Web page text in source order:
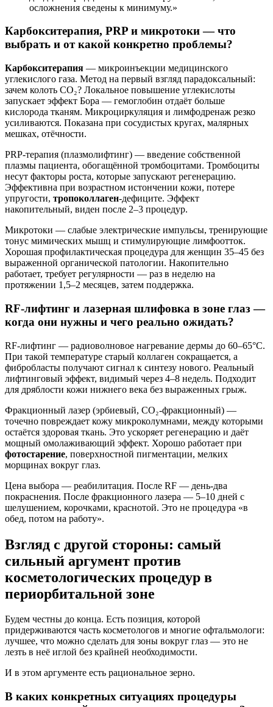
осложнения сведены к минимуму.»
Карбокситерапия, PRP и микротоки — что
выбрать и от какой конкретно проблемы?
Карбокситерапия — микроинъекции медицинского
углекислого газа. Метод на первый взгляд парадоксальный:
зачем колоть CO₂? Локальное повышение углекислоты
запускает эффект Бора — гемоглобин отдаёт больше
кислорода тканям. Микроциркуляция и лимфодренаж резко
усиливаются. Показана при сосудистых кругах, малярных
мешках, отёчности.
PRP-терапия (плазмолифтинг) — введение собственной
плазмы пациента, обогащённой тромбоцитами. Тромбоциты
несут факторы роста, которые запускают регенерацию.
Эффективна при возрастном истончении кожи, потере
упругости, тропоколлаген-дефиците. Эффект
накопительный, виден после 2–3 процедур.
Микротоки — слабые электрические импульсы, тренирующие
тонус мимических мышц и стимулирующие лимфоотток.
Хорошая профилактическая процедура для женщин 35–45 без
выраженной органической патологии. Накопительно
работает, требует регулярности — раз в неделю на
протяжении 1,5–2 месяцев, затем поддержка.
RF-лифтинг и лазерная шлифовка в зоне глаз —
когда они нужны и чего реально ожидать?
RF-лифтинг — радиоволновое нагревание дермы до 60–65°C.
При такой температуре старый коллаген сокращается, а
фибробласты получают сигнал к синтезу нового. Реальный
лифтинговый эффект, видимый через 4–8 недель. Подходит
для дряблости кожи нижнего века без выраженных грыж.
Фракционный лазер (эрбиевый, CO₂-фракционный) —
точечно повреждает кожу микроколумнами, между которыми
остаётся здоровая ткань. Это ускоряет регенерацию и даёт
мощный омолаживающий эффект. Хорошо работает при
фотостарение, поверхностной пигментации, мелких
морщинах вокруг глаз.
Цена выбора — реабилитация. После RF — день-два
покраснения. После фракционного лазера — 5–10 дней с
шелушением, корочками, краснотой. Это не процедура «в
обед, потом на работу».
Взгляд с другой стороны: самый
сильный аргумент против
косметологических процедур в
периорбитальной зоне
Будем честны до конца. Есть позиция, которой
придерживаются часть косметологов и многие офтальмологи:
лучшее, что можно сделать для зоны вокруг глаз — это не
лезть в неё иглой без крайней необходимости.
И в этом аргументе есть рациональное зерно.
В каких конкретных ситуациях процедуры